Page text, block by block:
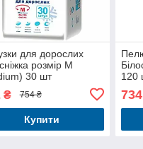
для дорослих
розмір М
30 шт
₴ 754 ₴
Купити
120
734